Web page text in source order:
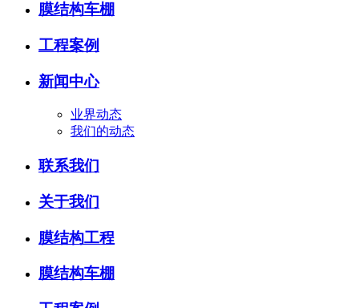
膜结构车棚
工程案例
新闻中心
业界动态
我们的动态
联系我们
关于我们
膜结构工程
膜结构车棚